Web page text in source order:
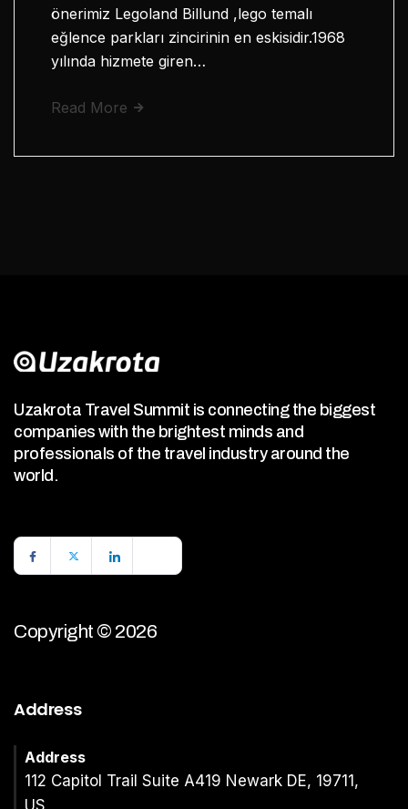
önerimiz Legoland Billund ,lego temalı
eğlence parkları zincirinin en eskisidir.1968
yılında hizmete giren…
Read More
Uzakrota Travel Summit is connecting the biggest
companies with the brightest minds and
professionals of the travel industry around the
world.
Copyright © 2026
Address
Address
112 Capitol Trail Suite A419 Newark DE, 19711,